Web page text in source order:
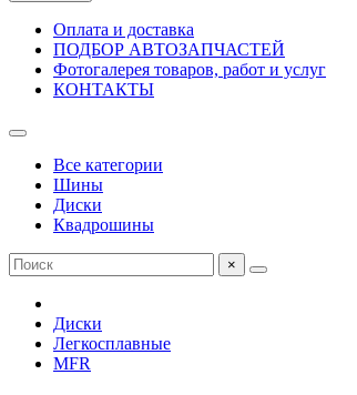
Оплата и доставка
ПОДБОР АВТОЗАПЧАСТЕЙ
Фотогалерея товаров, работ и услуг
КОНТАКТЫ
Все категории
Шины
Диски
Квадрошины
×
Диски
Легкосплавные
MFR